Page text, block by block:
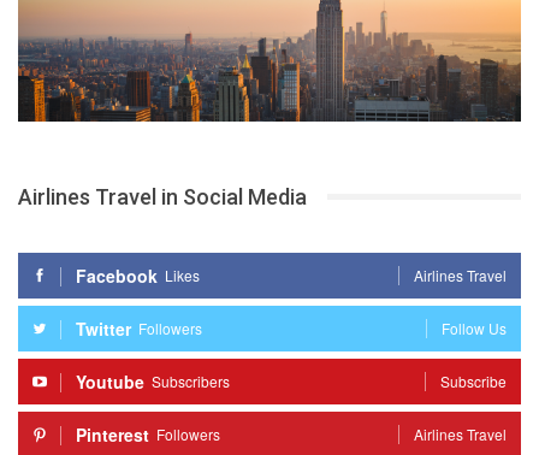
Airlines Travel in Social Media
Facebook Likes Airlines Travel
Twitter Followers Follow Us
Youtube Subscribers Subscribe
Pinterest Followers Airlines Travel